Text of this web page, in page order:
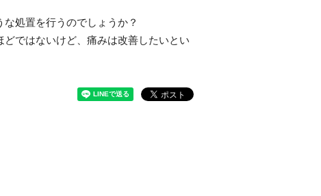
処置を行うのでしょうか？
ではないけど、痛みは改善したいとい